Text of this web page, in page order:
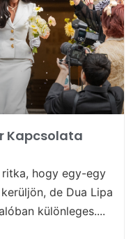
Kapcsolata
ritka, hogy egy-egy
de Dua Lipa
különleges....